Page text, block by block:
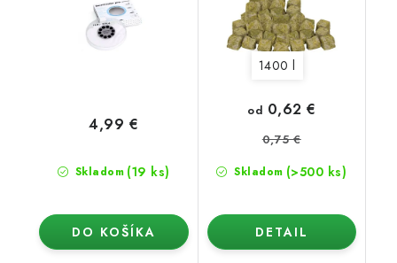
Skladom (19 ks)
4,99 €
DO KOŠÍKA
1400 l
Skladom (>500 ks)
od 0,62 €
0,75 €
DETAIL